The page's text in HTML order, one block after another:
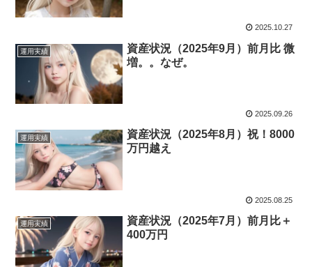
2025.10.27
運用実績
資産状況（2025年9月）前月比 微
増。。なぜ。
2025.09.26
運用実績
資産状況（2025年8月）祝！8000
万円越え
2025.08.25
運用実績
資産状況（2025年7月）前月比＋
400万円